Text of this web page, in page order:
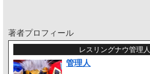
著者プロフィール
レスリングナウ管理人
管理人